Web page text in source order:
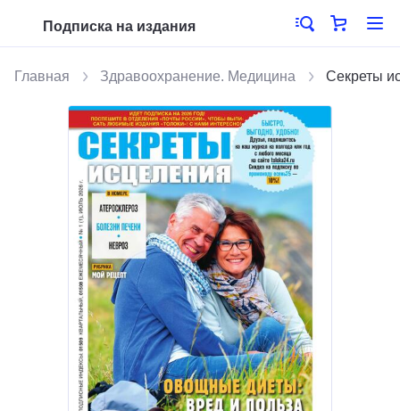
Подписка на издания
Главная Здравоохранение. Медицина Секреты